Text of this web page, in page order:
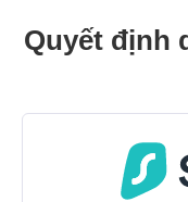
Quyết định